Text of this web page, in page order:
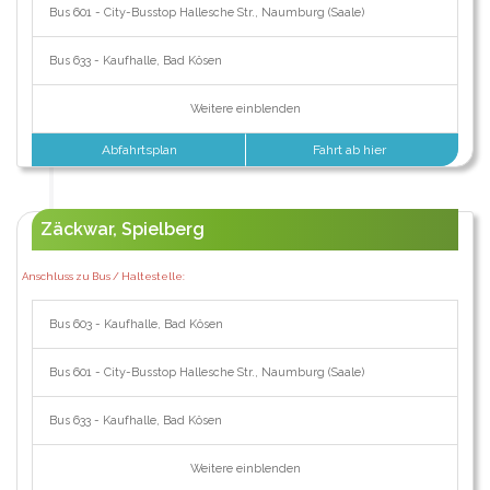
Bus 601 - City-Busstop Hallesche Str., Naumburg (Saale)
Bus 633 - Kaufhalle, Bad Kösen
Weitere einblenden
Abfahrtsplan Fahrt ab hier
Zäckwar, Spielberg
Anschluss zu Bus / Haltestelle:
Bus 603 - Kaufhalle, Bad Kösen
Bus 601 - City-Busstop Hallesche Str., Naumburg (Saale)
Bus 633 - Kaufhalle, Bad Kösen
Weitere einblenden